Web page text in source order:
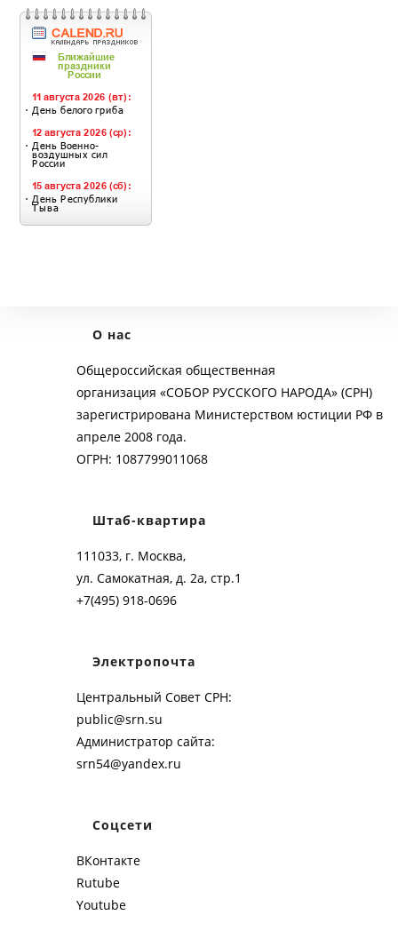
О нас
Общероссийская общественная
организация «СОБОР РУССКОГО НАРОДА» (СРН)
зарегистрирована Министерством юстиции РФ в
апреле 2008 года.
ОГРН: 1087799011068
Штаб-квартира
111033, г. Москва,
ул. Самокатная, д. 2а, стр.1
+7(495) 918-0696
Электропочта
Центральный Совет СРН:
public@srn.su
Администратор сайта:
srn54@yandex.ru
Соцсети
ВКонтакте
Rutube
Youtube